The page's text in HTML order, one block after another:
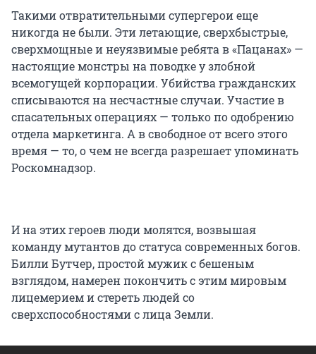
Такими отвратительными супергерои еще
никогда не были. Эти летающие, сверхбыстрые,
сверхмощные и неуязвимые ребята в «Пацанах» —
настоящие монстры на поводке у злобной
всемогущей корпорации. Убийства гражданских
списываются на несчастные случаи. Участие в
спасательных операциях — только по одобрению
отдела маркетинга. А в свободное от всего этого
время — то, о чем не всегда разрешает упоминать
Роскомнадзор.
И на этих героев люди молятся, возвышая
команду мутантов до статуса современных богов.
Билли Бутчер, простой мужик с бешеным
взглядом, намерен покончить с этим мировым
лицемерием и стереть людей со
сверхспособностями с лица Земли.